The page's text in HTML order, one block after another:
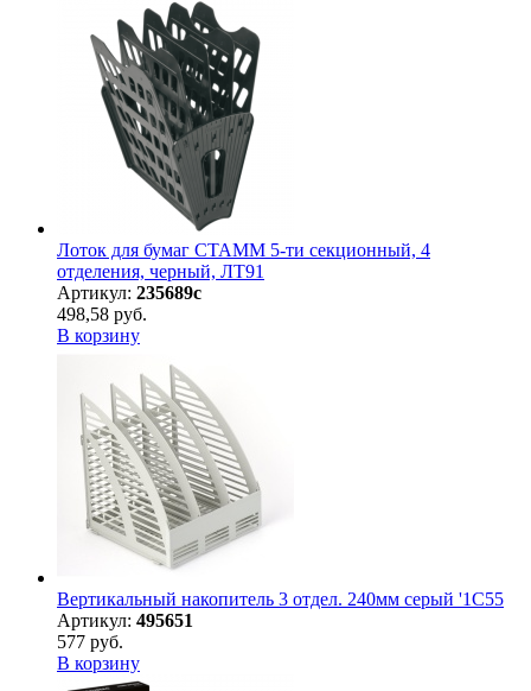
Лоток для бумаг СТАММ 5-ти секционный, 4
отделения, черный, ЛТ91
Артикул: 235689с
498,58 руб.
В корзину
Вертикальный накопитель 3 отдел. 240мм серый '1С55
Артикул: 495651
577 руб.
В корзину